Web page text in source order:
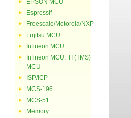
EPSON MCU
Espressif
Freescale/Motorola/NXP
Fujitsu MCU
Infineon MCU
Infineon MCU, TI (TMS)
MCU
ISP/ICP
MCS-196
MCS-51
Memory